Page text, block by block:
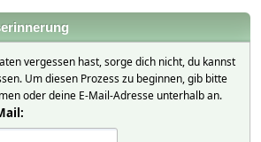
vergessen hast, sorge dich nicht, du kannst
Um diesen Prozess zu beginnen, gib bitte
oder deine E-Mail-Adresse unterhalb an.